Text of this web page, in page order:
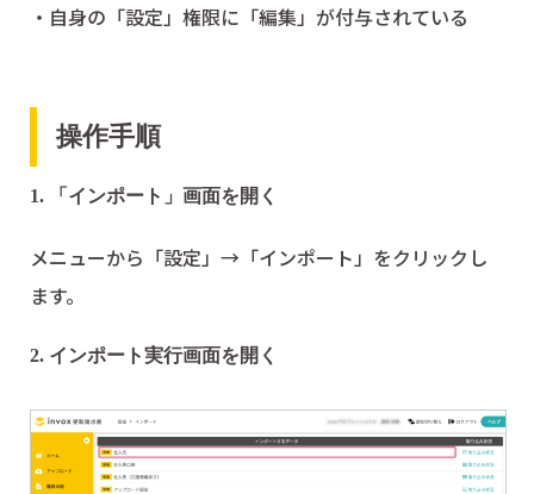
・自身の「設定」権限に「編集」が付与されている
操作手順
1. 「インポート」画面を開く
メニューから「設定」→「インポート」をクリックし
ます。
2. インポート実行画面を開く